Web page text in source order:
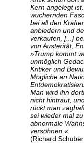
Kern angelegt
wuchernden
bei all den
anbiedern und
verkaufen, [...]
von Austerität,
»Trump kommt
unmöglich
Kritiker und
Mögliche an
Man wird ihn
nicht hintraut,
rückt man
sei wieder mal
abnormale
versöhnen.«
(Richard